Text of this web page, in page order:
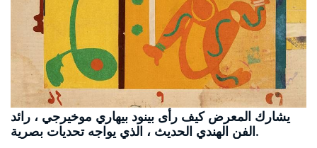
يشارك المعرض كيف رأى بينود بيهاري موخيرجي ، رائد
الفن الهندي الحديث ، الذي يواجه تحديات بصرية.